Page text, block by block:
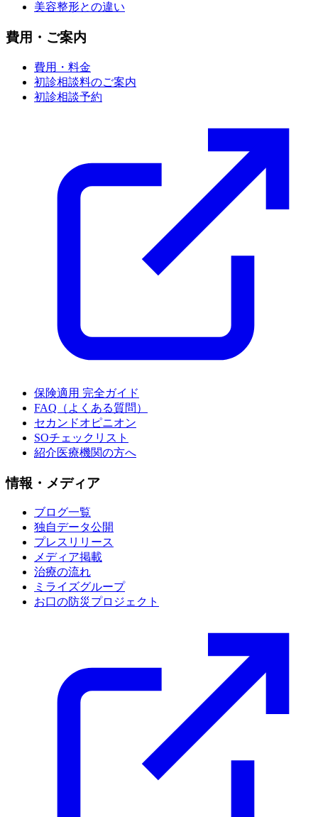
美容整形との違い
費用・ご案内
費用・料金
初診相談料のご案内
初診相談予約
保険適用 完全ガイド
FAQ（よくある質問）
セカンドオピニオン
SOチェックリスト
紹介医療機関の方へ
情報・メディア
ブログ一覧
独自データ公開
プレスリリース
メディア掲載
治療の流れ
ミライズグループ
お口の防災プロジェクト